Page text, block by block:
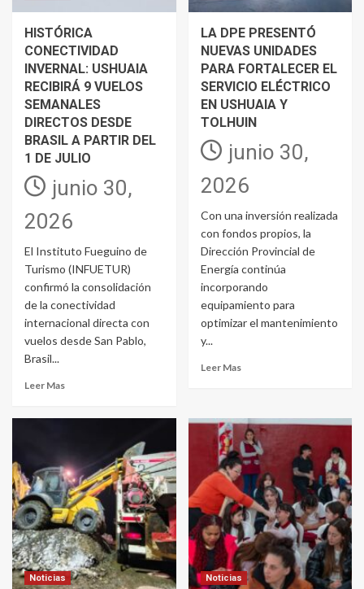
HISTÓRICA
CONECTIVIDAD
INVERNAL: USHUAIA
RECIBIRÁ 9 VUELOS
SEMANALES
DIRECTOS DESDE
BRASIL A PARTIR DEL
1 DE JULIO
junio 30,
2026
El Instituto Fueguino de
Turismo (INFUETUR)
confirmó la consolidación
de la conectividad
internacional directa con
vuelos desde San Pablo,
Brasil...
Leer Mas
LA DPE PRESENTÓ
NUEVAS UNIDADES
PARA FORTALECER EL
SERVICIO ELÉCTRICO
EN USHUAIA Y
TOLHUIN
junio 30,
2026
Con una inversión realizada
con fondos propios, la
Dirección Provincial de
Energía continúa
incorporando
equipamiento para
optimizar el mantenimiento
y...
Leer Mas
Noticias Noticias